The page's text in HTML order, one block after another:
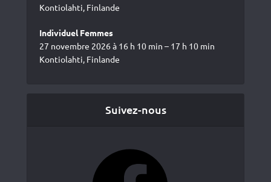
Kontiolahti, Finlande
Individuel Femmes
27 novembre 2026 à 16 h 10 min – 17 h 10 min
Kontiolahti, Finlande
Suivez-nous